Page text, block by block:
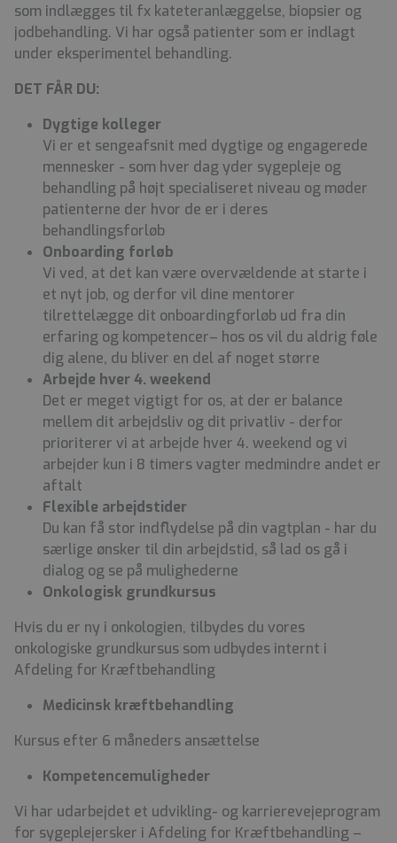
som indlægges til fx kateteranlæggelse, biopsier og
jodbehandling. Vi har også patienter som er indlagt
under eksperimentel behandling.
DET FÅR DU:
Dygtige kolleger
Vi er et sengeafsnit med dygtige og engagerede
mennesker - som hver dag yder sygepleje og
behandling på højt specialiseret niveau og møder
patienterne der hvor de er i deres
behandlingsforløb
Onboarding forløb
Vi ved, at det kan være overvældende at starte i
et nyt job, og derfor vil dine mentorer
tilrettelægge dit onboardingforløb ud fra din
erfaring og kompetencer– hos os vil du aldrig føle
dig alene, du bliver en del af noget større
Arbejde hver 4. weekend
Det er meget vigtigt for os, at der er balance
mellem dit arbejdsliv og dit privatliv - derfor
prioriterer vi at arbejde hver 4. weekend og vi
arbejder kun i 8 timers vagter medmindre andet er
aftalt
Flexible arbejdstider
Du kan få stor indflydelse på din vagtplan - har du
særlige ønsker til din arbejdstid, så lad os gå i
dialog og se på mulighederne
Onkologisk grundkursus
Hvis du er ny i onkologien, tilbydes du vores
onkologiske grundkursus som udbydes internt i
Afdeling for Kræftbehandling
Medicinsk kræftbehandling
Kursus efter 6 måneders ansættelse
Kompetencemuligheder
Vi har udarbejdet et udvikling- og karrierevejeprogram
for sygeplejersker i Afdeling for Kræftbehandling –